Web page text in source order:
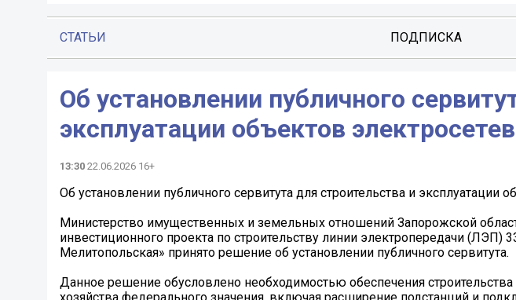
СТАТЬИ ПОДПИСКА
Об установлении публичного
эксплуатации объектов
13:30 22.06.2026 16+
Об установлении публичного сервитута для строительства и эксплуатации
Министерство имущественных и земельных отношений Запорожской
инвестиционного проекта по строительству линии электропередачи
Мелитопольская» принято решение об установлении публичного сервитута.
Данное решение обусловлено необходимостью обеспечения строительства